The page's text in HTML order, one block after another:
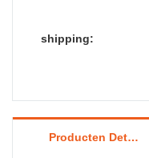
shipping:
Producten Details